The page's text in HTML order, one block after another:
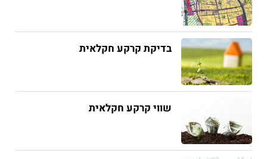
בדיקת קרקע חקלאית
שווי קרקע חקלאית